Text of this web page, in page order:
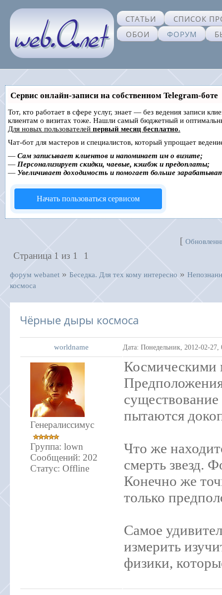
СТАТЬИ
СПИСОК
ОБОИ
ФОРУМ
Сервис онлайн-записи на собственном Telegram-боте
Тот, кто работает в сфере услуг, знает — без ведения записи
клиентам о визитах тоже. Нашли самый бюджетный и
Для новых пользователей первый месяц бесплатно.
Чат-бот для мастеров и специалистов, который упрощает
— Сам записывает клиентов и напоминает им о визите;
— Персонализирует скидки, чаевые, кэшбэк и предоплаты;
— Увеличивает доходимость и помогает больше
Начать пользоваться сервисом
[
Страница 1 из 1 1
форум webanet » Беседка. Для тех кому интересно »
космоса
Чёрные дыры космоса
worldname Дата: Понедельник, 2012-02-
Генералиссимус
Группа: lown
Сообщений: 202
Статус: Offline
Космическими
пытаются
Что же
смерть звезд.
Конечно же
только
Самое
измерить
физики,